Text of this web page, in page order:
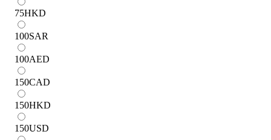
75HKD
100SAR
100AED
150CAD
150HKD
150USD